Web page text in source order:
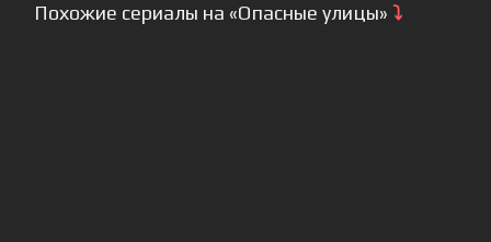
Похожие сериалы на «Опасные улицы» ⤵